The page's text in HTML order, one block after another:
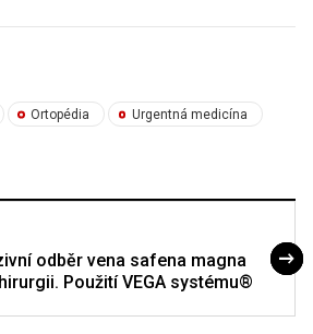
Ortopédia Urgentná medicína
odběr vena safena magna
Použití VEGA systému®